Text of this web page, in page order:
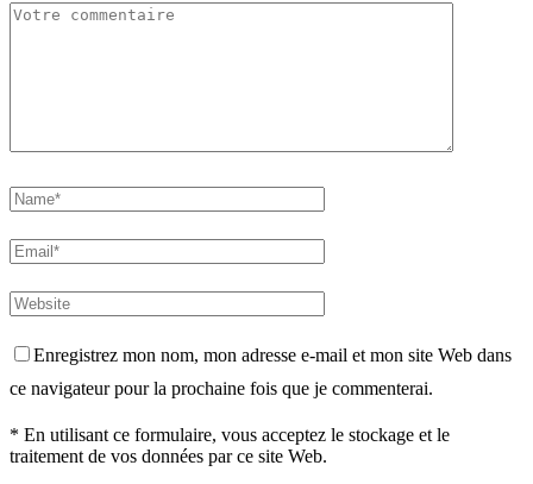
Enregistrez mon nom, mon adresse e-mail et mon site Web dans
ce navigateur pour la prochaine fois que je commenterai.
* En utilisant ce formulaire, vous acceptez le stockage et le
traitement de vos données par ce site Web.